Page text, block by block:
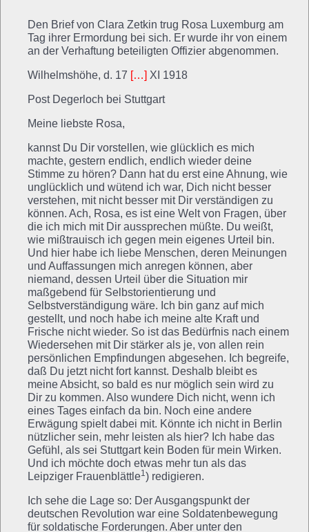
Den Brief von Clara Zetkin trug Rosa Luxemburg am
Tag ihrer Ermordung bei sich. Er wurde ihr von einem
an der Verhaftung beteiligten Offizier abgenommen.
Wilhelmshöhe, d. 17 […] XI 1918
Post Degerloch bei Stuttgart
Meine liebste Rosa,
kannst Du Dir vorstellen, wie glücklich es mich
machte, gestern endlich, endlich wieder deine
Stimme zu hören? Dann hat du erst eine Ahnung, wie
unglücklich und wütend ich war, Dich nicht besser
verstehen, mit nicht besser mit Dir verständigen zu
können. Ach, Rosa, es ist eine Welt von Fragen, über
die ich mich mit Dir aussprechen müßte. Du weißt,
wie mißtrauisch ich gegen mein eigenes Urteil bin.
Und hier habe ich liebe Menschen, deren Meinungen
und Auffassungen mich anregen können, aber
niemand, dessen Urteil über die Situation mir
maßgebend für Selbstorientierung und
Selbstverständigung wäre. Ich bin ganz auf mich
gestellt, und noch habe ich meine alte Kraft und
Frische nicht wieder. So ist das Bedürfnis nach einem
Wiedersehen mit Dir stärker als je, von allen rein
persönlichen Empfindungen abgesehen. Ich begreife,
daß Du jetzt nicht fort kannst. Deshalb bleibt es
meine Absicht, so bald es nur möglich sein wird zu
Dir zu kommen. Also wundere Dich nicht, wenn ich
eines Tages einfach da bin. Noch eine andere
Erwägung spielt dabei mit. Könnte ich nicht in Berlin
nützlicher sein, mehr leisten als hier? Ich habe das
Gefühl, als sei Stuttgart kein Boden für mein Wirken.
Und ich möchte doch etwas mehr tun als das
Leipziger Frauenblättle1) redigieren.
Ich sehe die Lage so: Der Ausgangspunkt der
deutschen Revolution war eine Soldatenbewegung
für soldatische Forderungen. Aber unter den